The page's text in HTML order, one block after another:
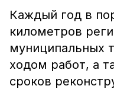
Каждый год в
километров
муниципальных
ходом работ, а
сроков